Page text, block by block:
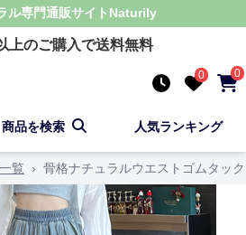
ル専門通販サイト Naturily
上のご購入で送料無料
0 0
商品を検索 人気ランキング
覧 › 骨格ナチュラルウエストゴムタッ